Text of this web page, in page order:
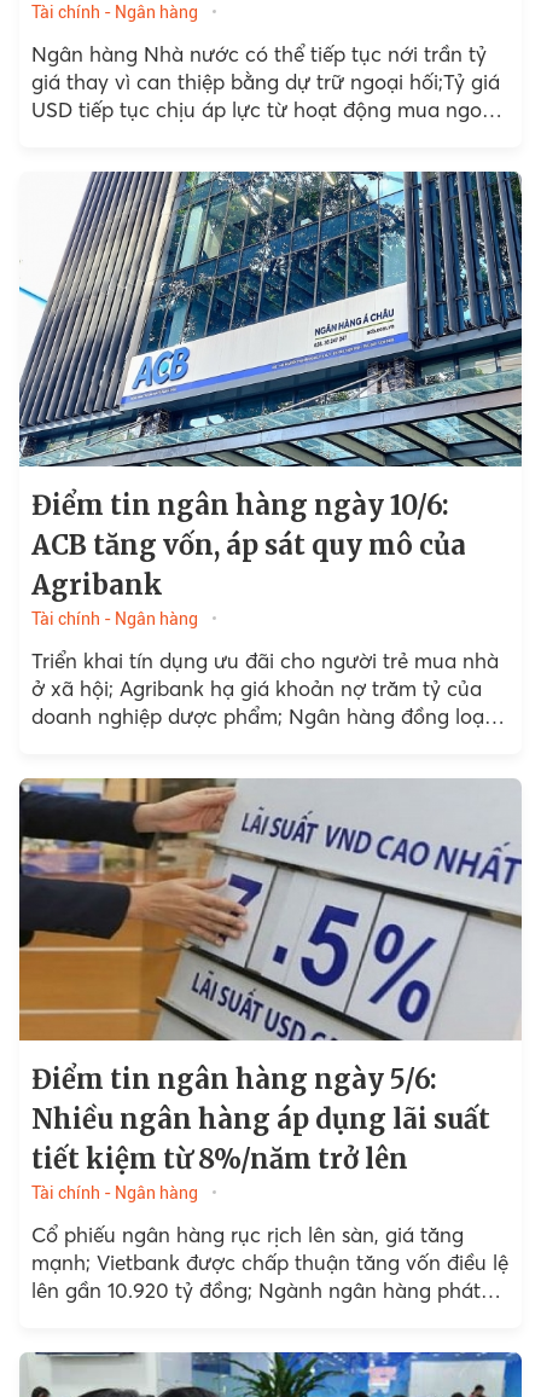
Tài chính - Ngân hàng
Ngân hàng Nhà nước có thể tiếp tục nới trần tỷ
giá thay vì can thiệp bằng dự trữ ngoại hối;Tỷ giá
USD tiếp tục chịu áp lực từ hoạt động mua ngoại
Điểm tin ngân hàng ngày 10/6:
ACB tăng vốn, áp sát quy mô của
Agribank
Tài chính - Ngân hàng
Triển khai tín dụng ưu đãi cho người trẻ mua nhà
ở xã hội; Agribank hạ giá khoản nợ trăm tỷ của
doanh nghiệp dược phẩm; Ngân hàng đồng loạt
Điểm tin ngân hàng ngày 5/6:
Nhiều ngân hàng áp dụng lãi suất
tiết kiệm từ 8%/năm trở lên
Tài chính - Ngân hàng
Cổ phiếu ngân hàng rục rịch lên sàn, giá tăng
mạnh; Vietbank được chấp thuận tăng vốn điều lệ
lên gần 10.920 tỷ đồng; Ngành ngân hàng phát